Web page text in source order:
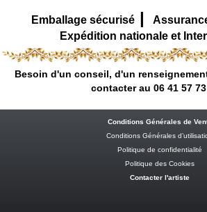
Emballage sécurisé |
Expédition nationale et
Besoin d'un conseil, d'un
contacter au 06 41 57
Conditions Générales de
Conditions Générales
Politique de confidentialité
Politique des Cookies
Contacter l'artiste